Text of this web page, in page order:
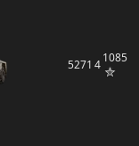
5271 41085